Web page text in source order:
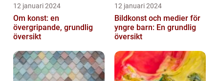
12 januari 2024
Om konst: en
övergripande, grundlig
översikt
12 januari 2024
Bildkonst och medier för
yngre barn: En grundlig
översikt